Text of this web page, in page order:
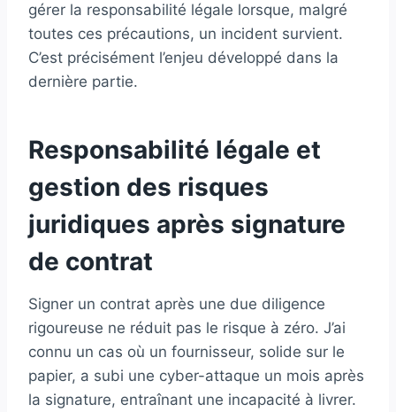
gérer la responsabilité légale lorsque, malgré
toutes ces précautions, un incident survient.
C’est précisément l’enjeu développé dans la
dernière partie.
Responsabilité légale et
gestion des risques
juridiques après signature
de contrat
Signer un contrat après une due diligence
rigoureuse ne réduit pas le risque à zéro. J’ai
connu un cas où un fournisseur, solide sur le
papier, a subi une cyber-attaque un mois après
la signature, entraînant une incapacité à livrer.